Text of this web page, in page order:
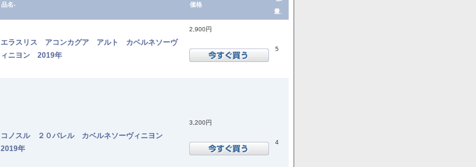
品名- 価格
量.
エラスリス アコンカグア アルト カベルネソーヴ
ィニヨン 2019年
2,900円
5
コノスル ２０バレル カベルネソーヴィニヨン
2019年
3,200円
4